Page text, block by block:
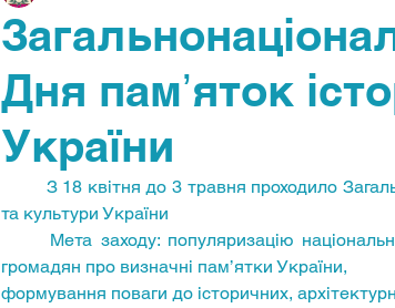
Дня памʼяток
України
та культури України
громадян про визначні пам’ятки України,
формування поваги до історичних,